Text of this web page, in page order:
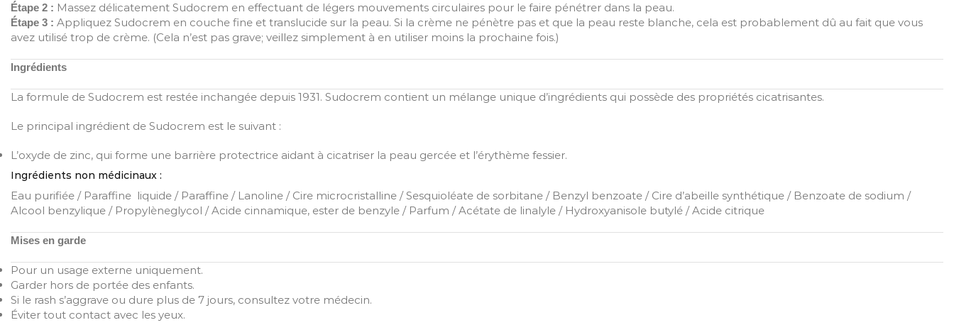
Étape 2 : Massez délicatement Sudocrem en effectuant de légers mouvements circulaires pour le faire pénétrer dans la peau.
Étape 3 : Appliquez Sudocrem en couche fine et translucide sur la peau. Si la crème ne pénètre pas et que la peau reste blanche, cela est probablement dû au fait que vous
avez utilisé trop de crème. (Cela n’est pas grave; veillez simplement à en utiliser moins la prochaine fois.)
Ingrédients
La formule de Sudocrem est restée inchangée depuis 1931. Sudocrem contient un mélange unique d’ingrédients qui possède des propriétés cicatrisantes.
Le principal ingrédient de Sudocrem est le suivant :
L’oxyde de zinc, qui forme une barrière protectrice aidant à cicatriser la peau gercée et l’érythème fessier.
Ingrédients non médicinaux :
Eau purifiée / Paraffine liquide / Paraffine / Lanoline / Cire microcristalline / Sesquioléate de sorbitane / Benzyl benzoate / Cire d’abeille synthétique / Benzoate de sodium /
Alcool benzylique / Propylèneglycol / Acide cinnamique, ester de benzyle / Parfum / Acétate de linalyle / Hydroxyanisole butylé / Acide citrique
Mises en garde
Pour un usage externe uniquement.
Garder hors de portée des enfants.
Si le rash s’aggrave ou dure plus de 7 jours, consultez votre médecin.
Éviter tout contact avec les yeux.